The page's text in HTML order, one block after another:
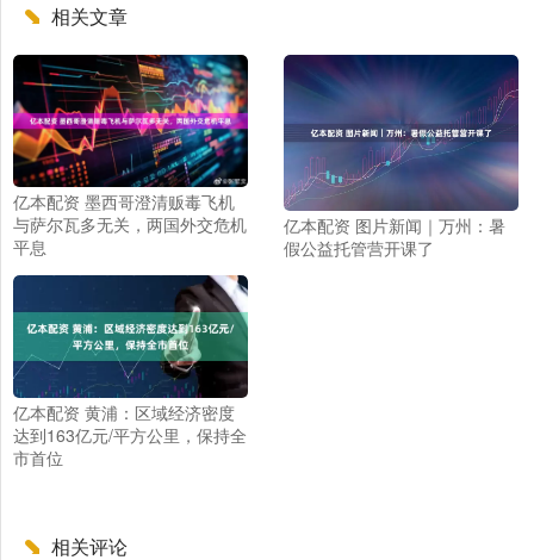
相关文章
亿本配资 墨西哥澄清贩毒飞机
与萨尔瓦多无关，两国外交危机
平息
亿本配资 图片新闻｜万州：暑
假公益托管营开课了
亿本配资 黄浦：区域经济密度
达到163亿元/平方公里，保持全
市首位
相关评论